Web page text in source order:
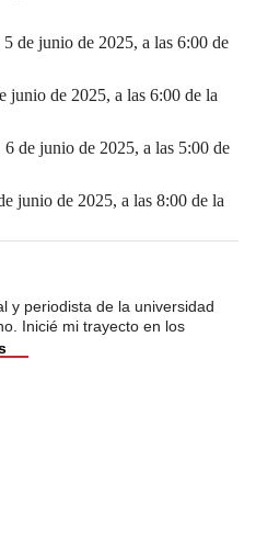
de junio de 2025, a las 6:00 de
junio de 2025, a las 6:00 de la
de junio de 2025, a las 5:00 de
junio de 2025, a las 8:00 de la
y periodista de la universidad
Inicié mi trayecto en los